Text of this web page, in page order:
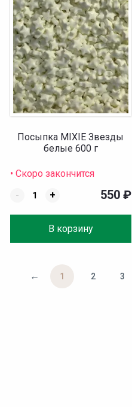
Посыпка MIXIE Звезды
белые 600 г
• Скоро закончится
-
+
В корзину
550 ₽
← 1 2 3